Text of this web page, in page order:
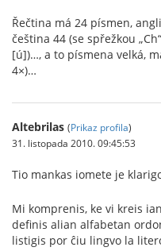
Řečtina má 24 písmen,
čeština 44 (se spřežkou
[ú])…, a to písmena velká,
4×)…
Altebrilas (Prikaz profila)
31. listopada 2010. 09:45:53
Tio mankas iomete je
Mi komprenis, ke vi kreis
definis alian alfabetan
listigis por ĉiu lingvo la